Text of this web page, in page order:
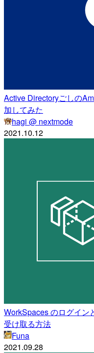
Active Directoryごしの
加してみた
hagi @ nextmode
2021.10.12
WorkSpaces のログイン
受け取る方法
Funa
2021.09.28